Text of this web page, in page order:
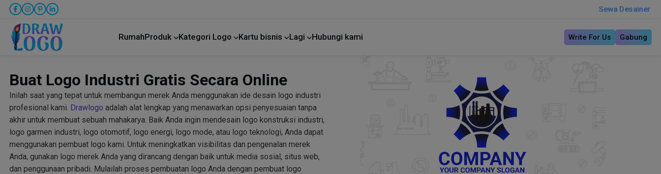
Sewa Desainer
RumahProduk Kategori Logo Kartu bisnis Lagi Hubungi kami Write For Us Gabung
Buat Logo Industri Gratis Secara Online
Inilah saat yang tepat untuk membangun merek Anda menggunakan ide desain logo industri
profesional kami. Drawlogo adalah alat lengkap yang menawarkan opsi penyesuaian tanpa
akhir untuk membuat sebuah mahakarya. Baik Anda ingin mendesain logo konstruksi industri,
logo garmen industri, logo otomotif, logo energi, logo mode, atau logo teknologi, Anda dapat
menggunakan pembuat logo kami. Untuk meningkatkan visibilitas dan pengenalan merek
Anda, gunakan logo merek Anda yang dirancang dengan baik untuk media sosial, situs web,
dan penggunaan pribadi. Mulailah proses pembuatan logo Anda dengan pembuat logo